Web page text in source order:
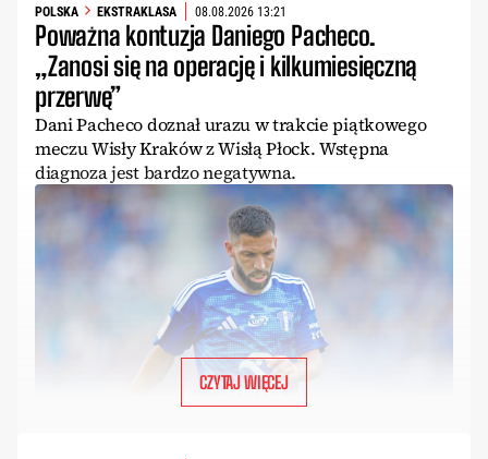
POLSKA EKSTRAKLASA 08.08.2026 13:21
Poważna kontuzja Daniego Pacheco.
„Zanosi się na operację i kilkumiesięczną
przerwę”
Dani Pacheco doznał urazu w trakcie piątkowego
meczu Wisły Kraków z Wisłą Płock. Wstępna
diagnoza jest bardzo negatywna.
CZYTAJ WIĘCEJ